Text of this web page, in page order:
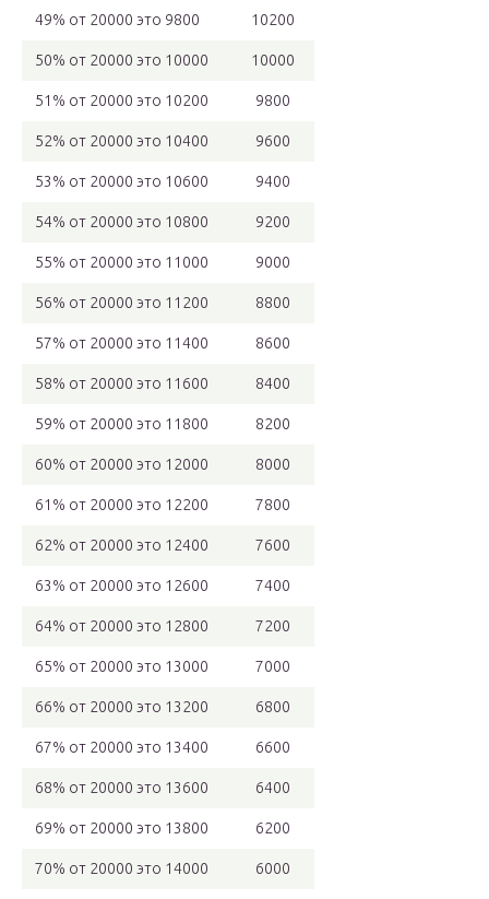
49% от 20000 это 9800 10200
50% от 20000 это 10000 10000
51% от 20000 это 10200 9800
52% от 20000 это 10400 9600
53% от 20000 это 10600 9400
54% от 20000 это 10800 9200
55% от 20000 это 11000 9000
56% от 20000 это 11200 8800
57% от 20000 это 11400 8600
58% от 20000 это 11600 8400
59% от 20000 это 11800 8200
60% от 20000 это 12000 8000
61% от 20000 это 12200 7800
62% от 20000 это 12400 7600
63% от 20000 это 12600 7400
64% от 20000 это 12800 7200
65% от 20000 это 13000 7000
66% от 20000 это 13200 6800
67% от 20000 это 13400 6600
68% от 20000 это 13600 6400
69% от 20000 это 13800 6200
70% от 20000 это 14000 6000